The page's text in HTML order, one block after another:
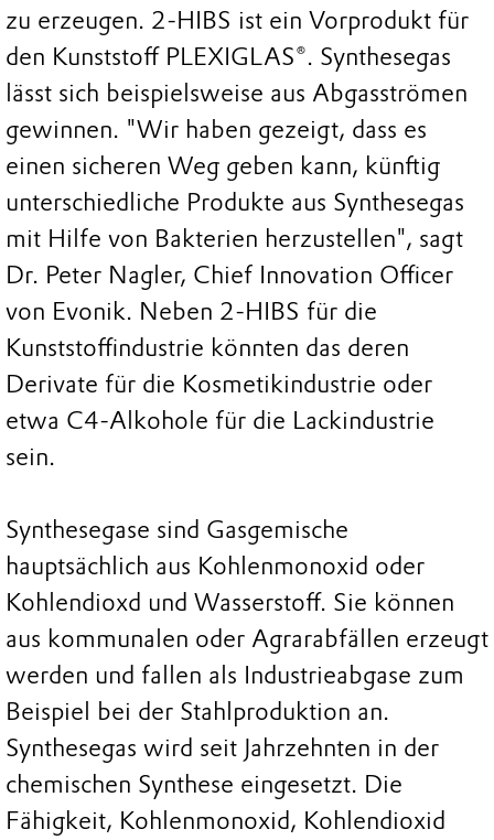
zu erzeugen. 2-HIBS ist ein Vorprodukt für
den Kunststoff PLEXIGLAS®. Synthesegas
lässt sich beispielsweise aus Abgasströmen
gewinnen. "Wir haben gezeigt, dass es
einen sicheren Weg geben kann, künftig
unterschiedliche Produkte aus Synthesegas
mit Hilfe von Bakterien herzustellen", sagt
Dr. Peter Nagler, Chief Innovation Officer
von Evonik. Neben 2-HIBS für die
Kunststoffindustrie könnten das deren
Derivate für die Kosmetikindustrie oder
etwa C4-Alkohole für die Lackindustrie
sein.
Synthesegase sind Gasgemische
hauptsächlich aus Kohlenmonoxid oder
Kohlendioxd und Wasserstoff. Sie können
aus kommunalen oder Agrarabfällen erzeugt
werden und fallen als Industrieabgase zum
Beispiel bei der Stahlproduktion an.
Synthesegas wird seit Jahrzehnten in der
chemischen Synthese eingesetzt. Die
Fähigkeit, Kohlenmonoxid, Kohlendioxid